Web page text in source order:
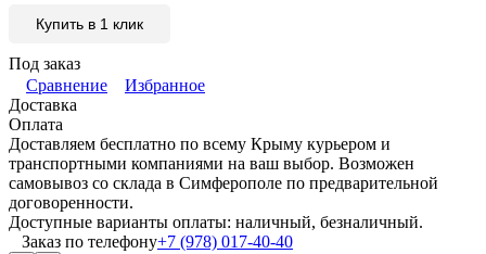
Купить в 1 клик
Под заказ
Сравнение
Избранное
Доставка
Оплата
Доставляем бесплатно по всему Крыму курьером и
транспортными компаниями на ваш выбор. Возможен
самовывоз со склада в Симферополе по предварительной
договоренности.
Доступные варианты оплаты: наличный, безналичный.
Заказ по телефону+7 (978) 017-40-40